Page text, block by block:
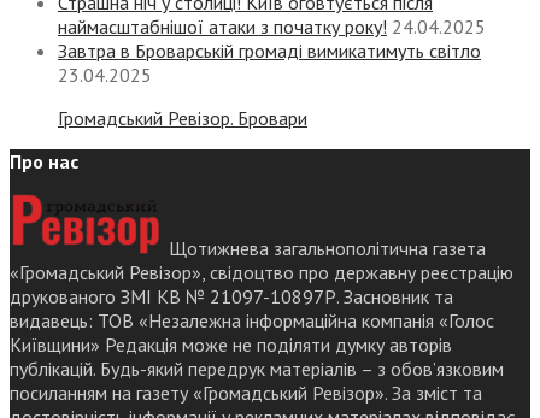
наймасштабнішої атаки з початку року! 24.04.2025
Завтра в Броварській громаді вимикатимуть світло
23.04.2025
Громадський Ревізор. Бровари
Про нас
Щотижнева загальнополітична газета
«Громадський Ревізор», свідоцтво про державну реєстрацію
друкованого ЗМІ КВ № 21097-10897Р. Засновник та
видавець: ТОВ «Незалежна інформаційна компанія «Голос
Київщини» Редакція може не поділяти думку авторів
публікацій. Будь-який передрук матеріалів – з обов’язковим
посиланням на газету «Громадський Ревізор». За зміст та